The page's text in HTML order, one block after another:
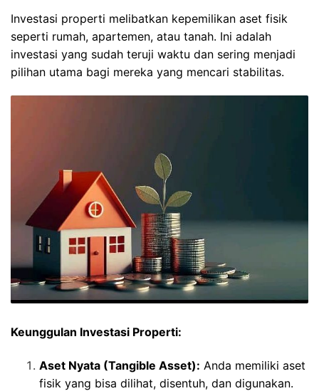
Investasi properti melibatkan kepemilikan aset fisik
seperti rumah, apartemen, atau tanah. Ini adalah
investasi yang sudah teruji waktu dan sering menjadi
pilihan utama bagi mereka yang mencari stabilitas.
Keunggulan Investasi Properti:
Aset Nyata (Tangible Asset): Anda memiliki aset
fisik yang bisa dilihat, disentuh, dan digunakan.